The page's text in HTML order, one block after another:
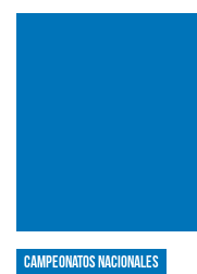
Campeonatos nacionales